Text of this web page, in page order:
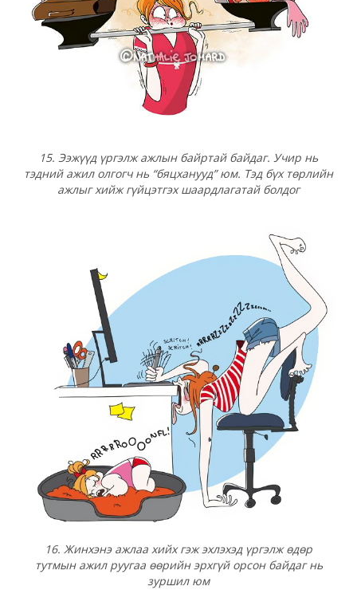
15. Ээжүүд үргэлж ажлын байртай байдаг. Учир нь
тэдний ажил олгогч нь “бяцханууд” юм. Тэд бүх төрлийн
ажлыг хийж гүйцэтгэх шаардлагатай болдог
16. Жинхэнэ ажлаа хийх гэж эхлэхэд үргэлж өдөр
тутмын ажил руугаа өөрийн эрхгүй орсон байдаг нь
зуршил юм